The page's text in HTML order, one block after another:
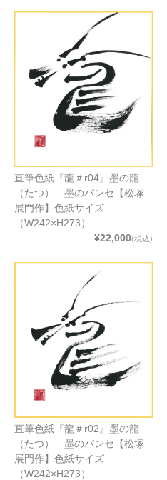
直筆色紙『龍＃r04』墨の龍
（たつ） 墨のパンセ【松塚
展門作】色紙サイズ
（W242×H273）
¥22,000(税込)
直筆色紙『龍＃r02』墨の龍
（たつ） 墨のパンセ【松塚
展門作】色紙サイズ
（W242×H273）